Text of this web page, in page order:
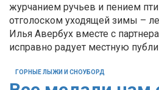
журчанием ручьев и пением
отголоском уходящей зимы –
Илья Авербух вместе с
исправно радует местную
ГОРНЫЕ ЛЫЖИ И СНОУБОРД